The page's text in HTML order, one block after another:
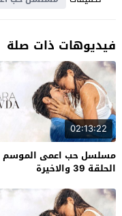
فيديوهات ذات صلة
02:13:22
مسلسل حب اعمى الموسم
الحلقة 39 والاخيرة